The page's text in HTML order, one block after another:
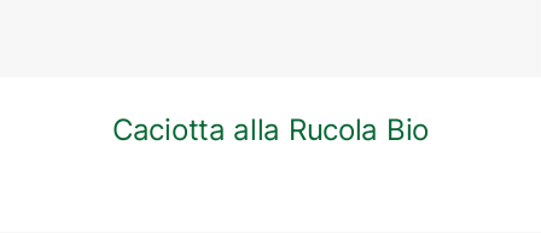
Caciotta alla Rucola Bio